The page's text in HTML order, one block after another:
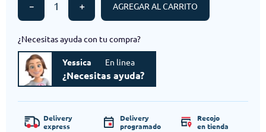
＋
－ AGREGAR AL CARRITO
¿Necesitas ayuda con tu compra?
Yessica En linea
¿Necesitas ayuda?
Delivery
express
Delivery
programado
Recojo
en tienda